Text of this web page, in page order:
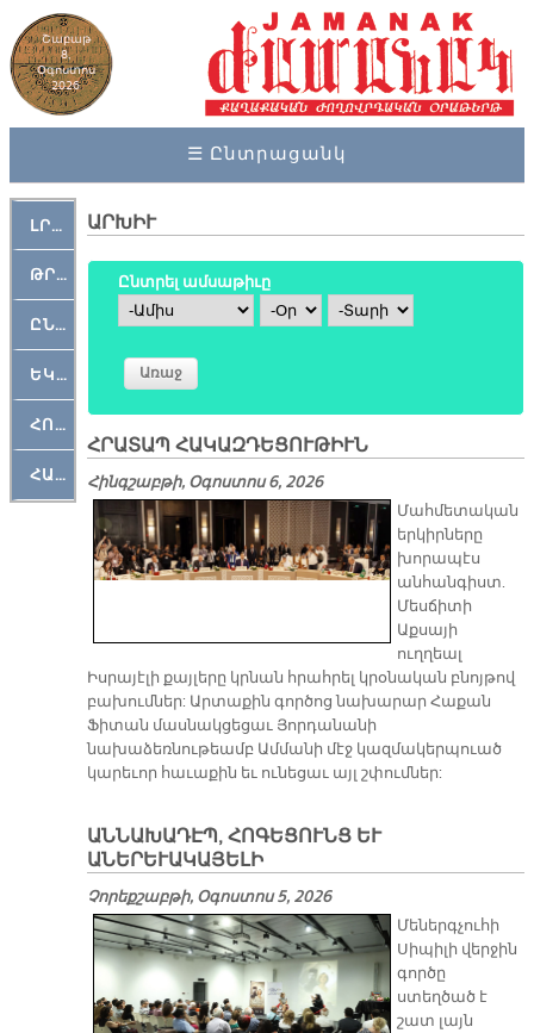
Շաբաթ
8,
Օգոստոս
2026
☰ Ընտրացանկ
ԼՐԱՀՈՍ
ԹՐՔԱՀԱՅ ԿԵԱՆՔ
ԸՆԿԵՐԱՄՇԱԿՈՒԹԱՅԻՆ
ԵԿԵՂԵՑԱԿԱՆ
ՀՈԳԵՄՏԱՒՈՐ
ՀԱՐԹԱԿ
ԱՐԽԻՒ
Ընտրել ամսաթիւը
Ամիս
Օր Տարի
ՀՐԱՏԱՊ ՀԱԿԱԶԴԵՑՈՒԹԻՒՆ
Հինգշաբթի, Օգոստոս 6, 2026
Մահմետական
երկիրները
խորապէս
անհանգիստ.
Մեսճիտի
Աքսայի
ուղղեալ
Իսրայէլի քայլերը կրնան հրահրել կրօնական բնոյթով
բախումներ: Արտաքին գործոց նախարար Հաքան
Ֆիտան մասնակցեցաւ Յորդանանի
նախաձեռնութեամբ Ամմանի մէջ կազմակերպուած
կարեւոր հաւաքին եւ ունեցաւ այլ շփումներ:
ԱՆՆԱԽԱԴԷՊ, ՀՈԳԵՑՈՒՆՑ ԵՒ
ԱՆԵՐԵՒԱԿԱՅԵԼԻ
Չորեքշաբթի, Օգոստոս 5, 2026
Մեներգչուհի
Սիպիլի վերջին
գործը
ստեղծած է
շատ լայն